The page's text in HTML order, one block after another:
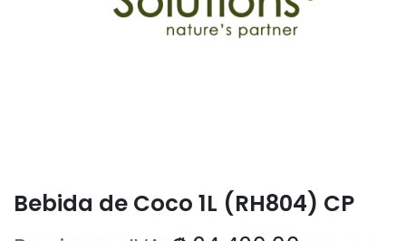
Bebida de Coco 1L (RH804) CP